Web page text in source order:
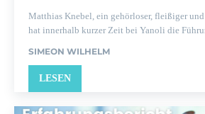
Matthias Knebel, ein gehörloser, fleißiger und
hat innerhalb kurzer Zeit bei Yanoli die
SIMEON WILHELM
LESEN